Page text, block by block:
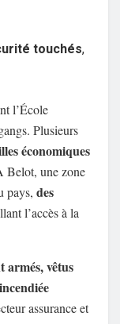
touchés,
l’École
Plusieurs
économiques
Belot, une zone
pays, des
l’accès à la
armés, vêtus
assurance et